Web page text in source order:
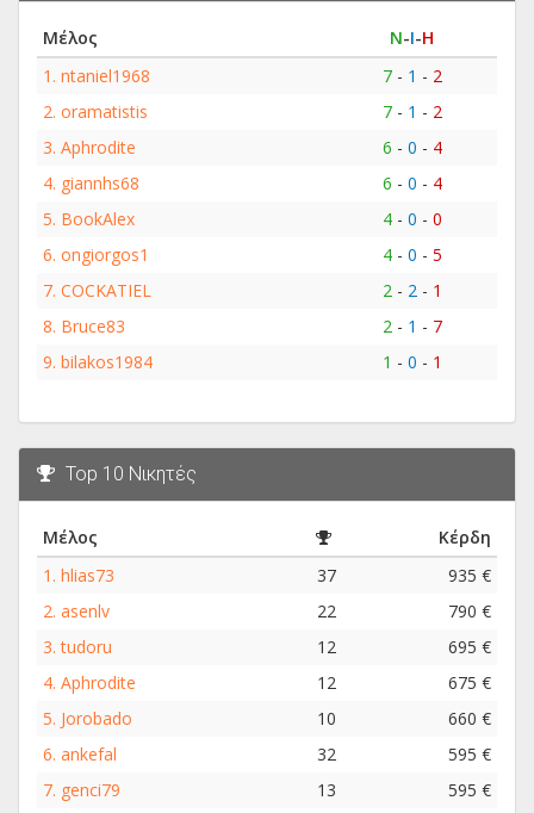
Μέλος Ν-Ι-Η
1. ntaniel1968 7- 1 - 2
2. oramatistis 7- 1 - 2
3. Aphrodite 6 - 0 - 4
4. giannhs68 6 - 0 - 4
5. BookAlex 4- 0 - 0
6. ongiorgos1 4- 0 - 5
7. COCKATIEL 2- 2- 1
8. Bruce83 2- 1 - 7
9. bilakos1984 1 - 0 - 1
Top 10 Νικητές
Μέλος
Κέρδη
1. hlias73 37
935 €
2. asenlv 22
790 €
3.tudoru 12
695 €
4. Aphrodite 12
675 €
5. Jorobado 10
660 €
6. ankefal 32
595 €
7. genci79 13
595 €